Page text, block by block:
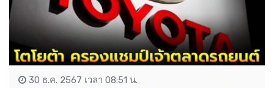
30 ธ.ค. 2567 เวลา 08:51 น.